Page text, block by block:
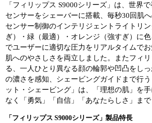
「フィリップス S9000シリーズ」は、世界
センサーをシェーバーに搭載、毎秒30回肌へ
センサー制御のインテリジェントライトリ
ぎ）・緑（最適）・オレンジ（強すぎ）に
でユーザーに適切な圧力をリアルタイムで
肌へのやさしさを両立しました。またフィ
る、一人ひとり異なる顔の輪郭や凹凸をし
の濃さを感知、シェービングガイドまで行
ット・シェービング」は、「理想の肌」を
なく「勇気」「自信」「あなたらしさ」まで
「フィリップス S9000シリーズ」製品特長